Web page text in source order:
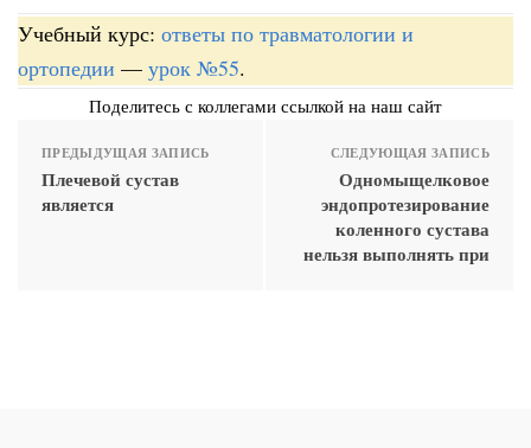
Учебный курс: ответы по травматологии и
ортопедии — урок №55.
Поделитесь с коллегами ссылкой на наш сайт
ПРЕДЫДУЩАЯ ЗАПИСЬ
Плечевой сустав
является
СЛЕДУЮЩАЯ ЗАПИСЬ
Одномыщелковое
эндопротезирование
коленного сустава
нельзя выполнять при